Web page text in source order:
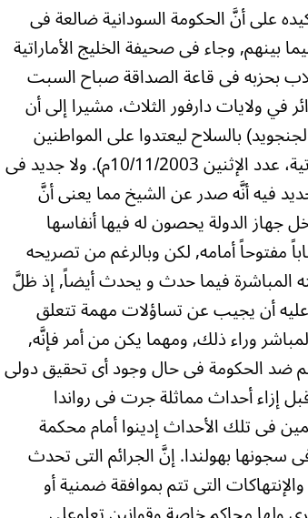
على أنَّ الحكومة السودانية ضالعة فى
بينهم, وجاء فى صحيفة الخليج الأماراتية
بحزبه فى قاعة الصداقة صباح السبت
في ولايات دارفور الثلاث، مشيرا إلى أن
بالسلاح ليعتدوا على المواطنين
حتى “يخلو له الجو” على حد تعبيره” (صحيفة الخليج الإماراتية، عدد الإثنين 10/11/2003م). ولا جديد فى
فيه أنَّه صدر عن الشيخ مما يعنى أنَّ
جهاز الدولة يحصون له فيها أنفاسها
مفتوحاً أمامه, لكن وبالرغم من تصريحه
فيما حدث و يحدث أيضاً, إذ ظلَّ
وعليه أن يجيب عن تساؤلات مهمة تتعلق
وراء ذلك, ومهما يكن من أمر فإنَّه,
ضد الحكومة فى حال وجود أى تحقيق دولى
إزاء أحداث مماثلة جرت فى رواندا
فى تلك الأحداث إدينوا أمام محكمة
سجونها بهولندا. إنَّ الجرائم التى تحدث
التى تتم بموافقة ضمنية أو